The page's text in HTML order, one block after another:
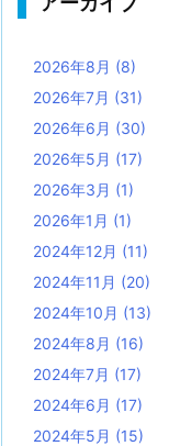
2026年8月 (8)
2026年7月 (31)
2026年6月 (30)
2026年5月 (17)
2026年3月 (1)
2026年1月 (1)
2024年12月 (11)
2024年11月 (20)
2024年10月 (13)
2024年8月 (16)
2024年7月 (17)
2024年6月 (17)
2024年5月 (15)